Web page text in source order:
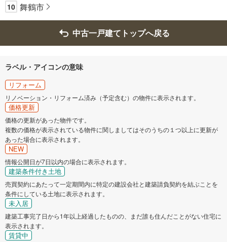
10 舞鶴市
中古一戸建てトップへ戻る
ラベル・アイコンの意味
リフォーム
リノベーション・リフォーム済み（予定含む）の物件に表示されます。
価格更新
価格の更新があった物件です。
複数の価格が表示されている物件に関しましてはそのうちの１つ以上に更新が
あった場合に表示されます。
NEW
情報公開日が7日以内の場合に表示されます。
建築条件付き土地
売買契約にあたって一定期間内に特定の建設会社と建築請負契約を結ぶことを
条件にしている土地に表示されます。
未入居
建築工事完了日から1年以上経過したものの、まだ誰も住んだことがない住宅に
表示されます。
賃貸中